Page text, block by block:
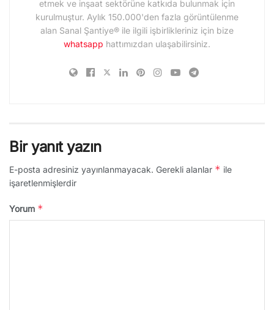
etmek ve inşaat sektörüne katkıda bulunmak için
kurulmuştur. Aylık 150.000'den fazla görüntülenme
alan Sanal Şantiye® ile ilgili işbirlikleriniz için bize
whatsapp hattımızdan ulaşabilirsiniz.
Bir yanıt yazın
E-posta adresiniz yayınlanmayacak. Gerekli alanlar * ile
işaretlenmişlerdir
Yorum *